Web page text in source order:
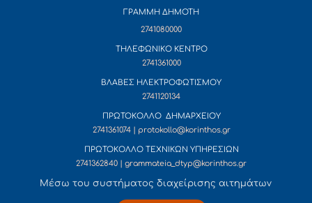
ΓΡΑΜΜΗ ΔΗΜΟΤΗ
2741080000
ΤΗΛΕΦΩΝΙΚΟ ΚΕΝΤΡΟ
2741361000
ΒΛΑΒΕΣ ΗΛΕΚΤΡΟΦΩΤΙΣΜΟΥ
2741120134
ΠΡΩΤΟΚΟΛΛΟ ΔΗΜΑΡΧΕΙΟΥ
2741361074 | protokollo@korinthos.gr
ΠΡΩΤΟΚΟΛΛΟ ΤΕΧΝΙΚΩΝ ΥΠΗΡΕΣΙΩΝ
2741362840 | grammateia_dtyp@korinthos.gr
Mέσω του συστήματος διαχείρισης αιτημάτων